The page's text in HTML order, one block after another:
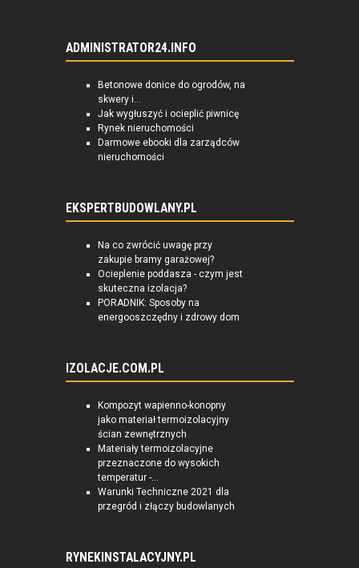
ADMINISTRATOR24.INFO
Betonowe donice do ogrodów, na
skwery i...
Jak wygłuszyć i ocieplić piwnicę
Rynek nieruchomości
Darmowe ebooki dla zarządców
nieruchomości
EKSPERTBUDOWLANY.PL
Na co zwrócić uwagę przy
zakupie bramy garażowej?
Ocieplenie poddasza - czym jest
skuteczna izolacja?
PORADNIK: Sposoby na
energooszczędny i zdrowy dom
IZOLACJE.COM.PL
Kompozyt wapienno-konopny
jako materiał termoizolacyjny
ścian zewnętrznych
Materiały termoizolacyjne
przeznaczone do wysokich
temperatur -...
Warunki Techniczne 2021 dla
przegród i złączy budowlanych
RYNEKINSTALACYJNY.PL